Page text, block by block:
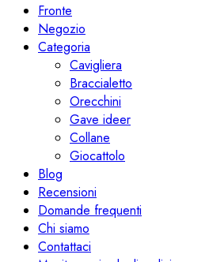
Fronte
Negozio
Categoria
Cavigliera
Braccialetto
Orecchini
Gave ideer
Collane
Giocattolo
Blog
Recensioni
Domande frequenti
Chi siamo
Contattaci